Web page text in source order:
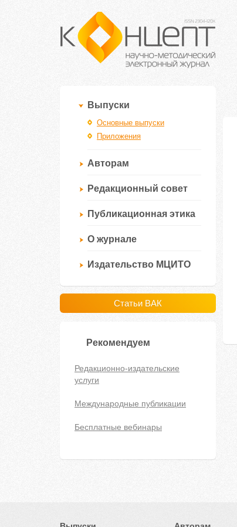
Выпуски
Основные выпуски
Приложения
Авторам
Редакционный совет
Публикационная этика
О журнале
Издательство МЦИТО
Статьи ВАК
Рекомендуем
Редакционно-издательские
услуги
Международные публикации
Бесплатные вебинары